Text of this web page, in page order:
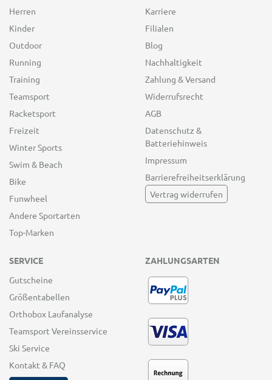
Herren
Kinder
Outdoor
Running
Training
Teamsport
Racketsport
Freizeit
Winter Sports
Swim & Beach
Bike
Funwheel
Andere Sportarten
Top-Marken
Karriere
Filialen
Blog
Nachhaltigkeit
Zahlung & Versand
Widerrufsrecht
AGB
Datenschutz &
Batteriehinweis
Impressum
Barrierefreiheitserklärung
Vertrag widerrufen
SERVICE
Gutscheine
Größentabellen
Orthobox Laufanalyse
Teamsport Vereinsservice
Ski Service
Kontakt & FAQ
ZAHLUNGSARTEN